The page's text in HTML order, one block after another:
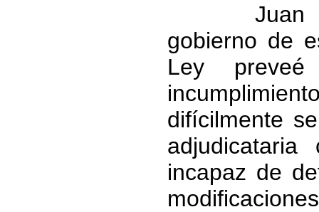
Juan
gobierno de
Ley
difícilmente
incapaz de